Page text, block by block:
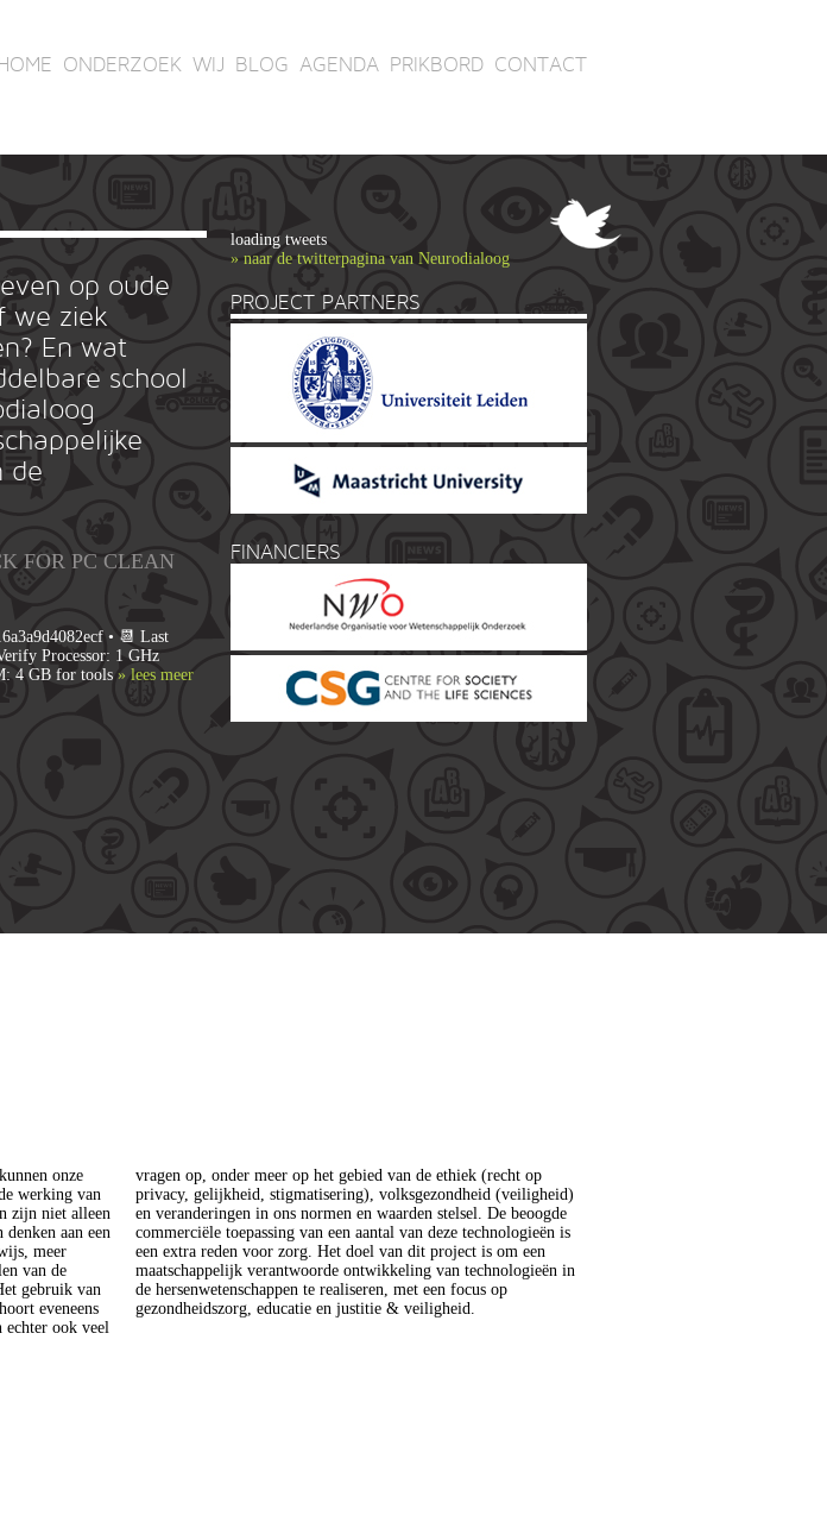
ONDERZOEK WIJ BLOG AGENDA PRIKBORD CONTACT
op oude
we ziek
En wat
school
de
FOR PC CLEAN
• 📆 Last
Processor: 1 GHz
4 GB for tools » lees meer
loading tweets
» naar de twitterpagina van Neurodialoog
PROJECT PARTNERS
FINANCIERS
onze
werking van
zijn niet alleen
aan een
meer
van de
gebruik van
eveneens
echter ook veel
(recht op
(veiligheid)
De beoogde
is
om een
in
focus op
gezondheidszorg, educatie en justitie & veiligheid.